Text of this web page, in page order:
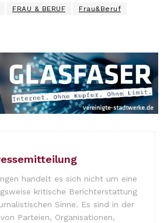
FRAU & BERUF Frau&Beruf
handelt es sich nicht um eine
kritische Berichterstattung
Sinne. Es sind in der
Parteien, Organisationen,